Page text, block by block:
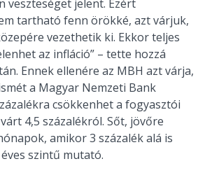
veszteséget jelent. Ezért
tartható fenn örökké, azt várjuk,
vezethetik ki. Ekkor teljes
az infláció” – tette hozzá
Ennek ellenére az MBH azt várja,
a Magyar Nemzeti Bank
csökkenhet a fogyasztói
4,5 százalékról. Sőt, jövőre
amikor 3 százalék alá is
szintű mutató.